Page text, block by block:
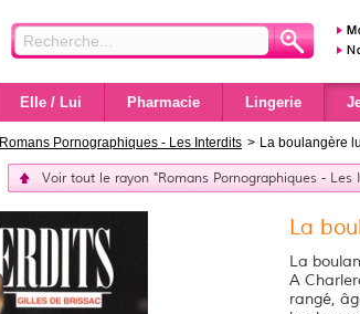
Elle / Lui Pharmacie Lingerie
Romans Pornographiques - Les Interdits > La boulangère
Voir tout le rayon "Romans Pornographiques - Les
La
La
A
rangé,